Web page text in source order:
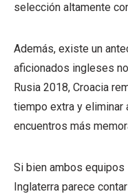
selección altamente
Además, existe un
aficionados ingleses
Rusia 2018, Croacia
tiempo extra y eliminar
encuentros más
Si bien ambos equipos
Inglaterra parece